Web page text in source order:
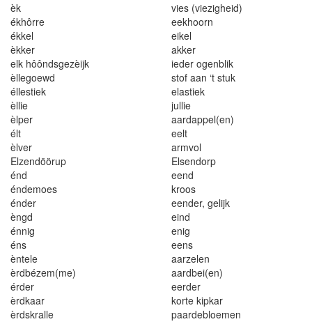
èk vies (viezigheid)
ékhôrre
eekhoorn
ékkel eikel
èkker akker
elk hôôndsgezèijk ieder ogenblik
èllegoewd
stof aan ‘t stuk
éllestiek elastiek
èllie jullie
èlper aardappel(en)
élt eelt
èlver
armvol
Elzendöörup Elsendorp
énd
eend
éndemoes
kroos
énder
eender, gelijk
èngd
eind
énnig
enig
éns
eens
èntele aarzelen
èrdbézem(me)
aardbei(en)
érder
eerder
èrdkaar
korte kipkar
èrdskralle paardebloemen